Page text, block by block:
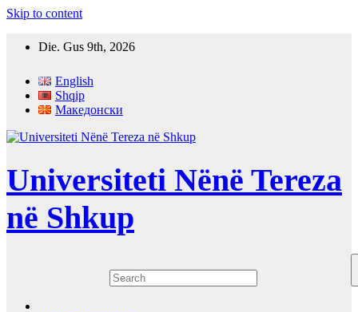
Skip to content
Die. Gus 9th, 2026
English
Shqip
Македонски
Universiteti Nënë Tereza
në Shkup